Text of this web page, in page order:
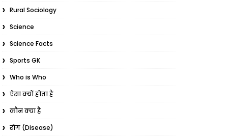
Rural Sociology
Science
Science Facts
Sports GK
Who is Who
ऐसा क्यों होता है
कौन क्या है
रोग (Disease)